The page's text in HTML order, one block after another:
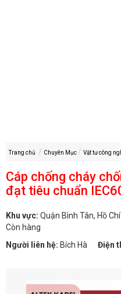
Trang chủ Chuyên Mục Vật tư công
Cáp chống cháy
đạt tiêu chuẩn
Khu vực: Quận Bình Tân, Hồ
Còn hàng
Người liên hệ: Bích Hà Điện